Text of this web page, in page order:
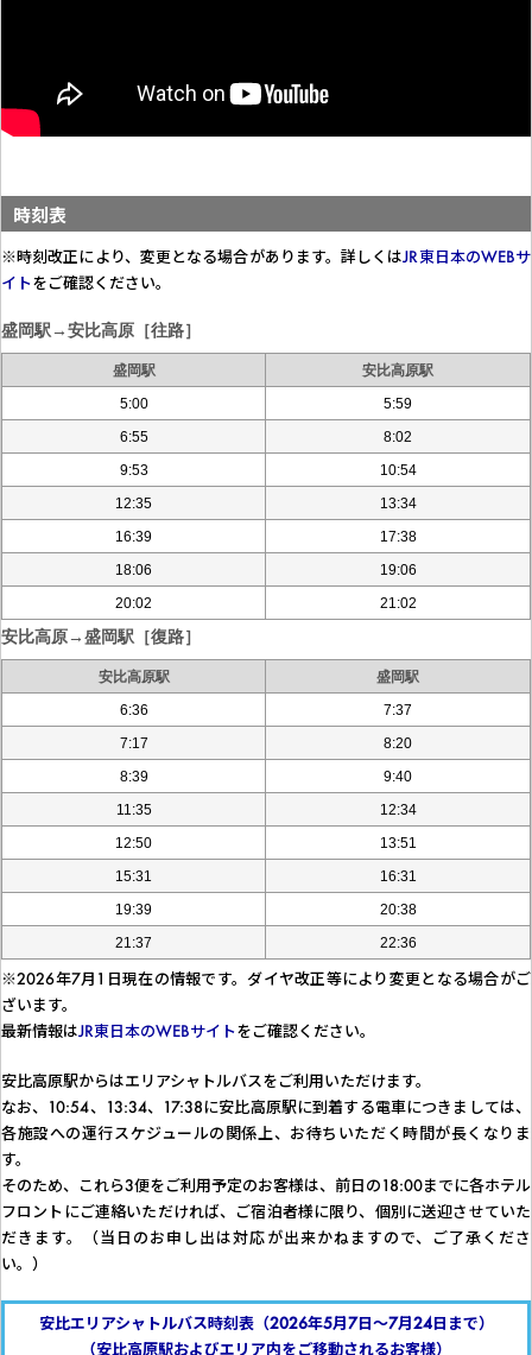
時刻表
※時刻改正により、変更となる場合があります。詳しくはJR東日本のWEBサ
イトをご確認ください。
盛岡駅→安比高原［往路］
盛岡駅
安比高原駅
5:00
5:59
6:55
8:02
9:53
10:54
12:35
13:34
16:39
17:38
18:06
19:06
20:02
21:02
安比高原→盛岡駅［復路］
安比高原駅
盛岡駅
6:36
7:37
7:17
8:20
8:39
9:40
11:35
12:34
12:50
13:51
15:31
16:31
19:39
20:38
21:37
22:36
※2026年7月1日現在の情報です。ダイヤ改正等により変更となる場合がご
ざいます。
最新情報はJR東日本のWEBサイトをご確認ください。
安比高原駅からはエリアシャトルバスをご利用いただけます。
なお、10:54、13:34、17:38に安比高原駅に到着する電車につきましては、
各施設への運行スケジュールの関係上、お待ちいただく時間が長くなりま
す。
そのため、これら3便をご利用予定のお客様は、前日の18:00までに各ホテル
フロントにご連絡いただければ、ご宿泊者様に限り、個別に送迎させていた
だきます。（当日のお申し出は対応が出来かねますので、ご了承くださ
い。）
安比エリアシャトルバス時刻表（2026年5月7日～7月24日まで）
（安比高原駅およびエリア内をご移動されるお客様）